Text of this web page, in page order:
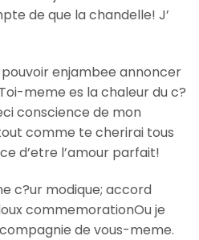
de que la chandelle! J’
enjambee annoncer
meme es la chaleur du c?
conscience de mon
comme te cherirai tous
d’etre l’amour parfait!
c?ur modique; accord
commemorationOu je
de vous-meme.